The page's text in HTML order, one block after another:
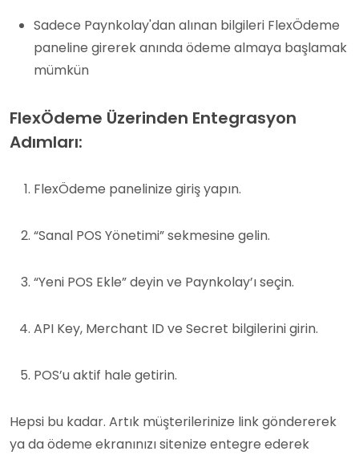
Sadece Paynkolay'dan alınan bilgileri FlexÖdeme
paneline girerek anında ödeme almaya başlamak
mümkün
FlexÖdeme Üzerinden Entegrasyon
Adımları:
FlexÖdeme panelinize giriş yapın.
“Sanal POS Yönetimi” sekmesine gelin.
“Yeni POS Ekle” deyin ve Paynkolay’ı seçin.
API Key, Merchant ID ve Secret bilgilerini girin.
POS’u aktif hale getirin.
Hepsi bu kadar. Artık müşterilerinize link göndererek
ya da ödeme ekranınızı sitenize entegre ederek